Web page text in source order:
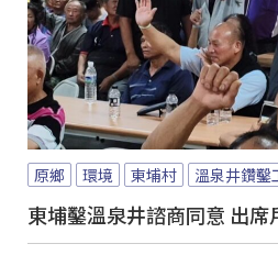
原鄉 環境 東埔村 溫泉井鑽鑿
東埔鑿溫泉井諮商同意 出